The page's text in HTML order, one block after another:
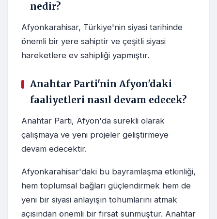
nedir?
Afyonkarahisar, Türkiye'nin siyasi tarihinde
önemli bir yere sahiptir ve çeşitli siyasi
hareketlere ev sahipliği yapmıştır.
Anahtar Parti'nin Afyon'daki
faaliyetleri nasıl devam edecek?
Anahtar Parti, Afyon'da sürekli olarak
çalışmaya ve yeni projeler geliştirmeye
devam edecektir.
Afyonkarahisar'daki bu bayramlaşma etkinliği,
hem toplumsal bağları güçlendirmek hem de
yeni bir siyasi anlayışın tohumlarını atmak
açısından önemli bir fırsat sunmuştur. Anahtar